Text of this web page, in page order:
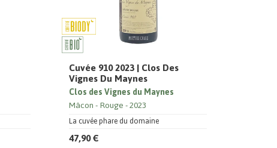
Cuvée 910 2023 | Clos Des
Vignes Du Maynes
La cuvée phare du domaine
Clos des Vignes du Maynes
Mâcon Rouge 2023
47,90 €